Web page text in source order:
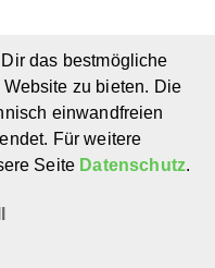
das bestmögliche
zu bieten. Die
einwandfreien
Für weitere
Seite Datenschutz.